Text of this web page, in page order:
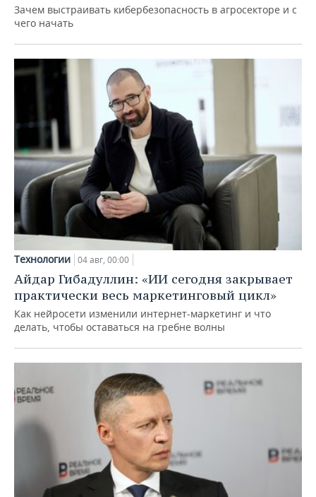
Зачем выстраивать кибербезопасность в агросекторе и с
чего начать
Технологии 04 авг, 00:00
Айдар Гибадуллин: «ИИ сегодня закрывает
практически весь маркетинговый цикл»
Как нейросети изменили интернет-маркетинг и что
делать, чтобы оставаться на гребне волны